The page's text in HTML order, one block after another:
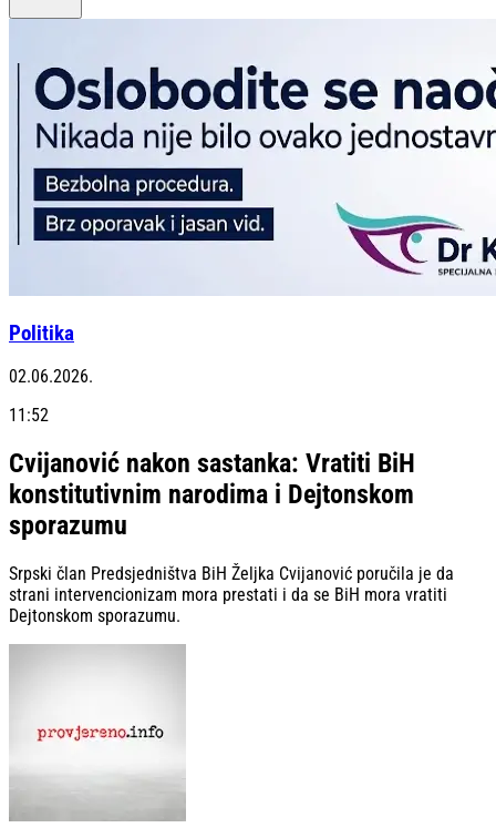
Politika
02.06.2026.
11:52
Cvijanović nakon sastanka: Vratiti BiH
konstitutivnim narodima i Dejtonskom
sporazumu
Srpski član Predsjedništva BiH Željka Cvijanović poručila je da
strani intervencionizam mora prestati i da se BiH mora vratiti
Dejtonskom sporazumu.